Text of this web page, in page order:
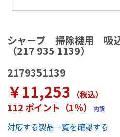
シャープ 掃除機用 吸
（217 935 1139）
2179351139
￥11,253 （税込）
112 ポイント（1％） 内訳
対応する製品一覧を確認する
メ
ー
ジ
ャ
リ
ー
の
最
初